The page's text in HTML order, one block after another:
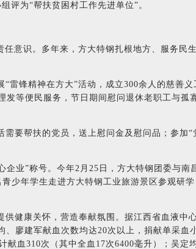
评为“帮扶贫困村工作先进单位”。
意识。多年来，方大特钢扎根地方、服务民
雷锋精神在方大”活动，成立300余人的慈善
等便民服务，节日期间慰问退休老职工与孤
要帮扶的党员，送上慰问金及慰问品；参加
企业”称号。今年2月25日，方大特钢团委与南
少年学生走进方大特钢工业旅游景区参观研
健康关怀，营造奉献氛围。据江西省血液中
、廖建军献血次数均达20次以上，捐献单采血
献血310次（其中全血17次6400毫升）；吴定